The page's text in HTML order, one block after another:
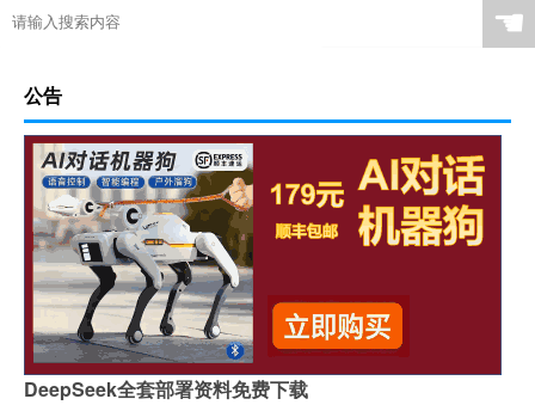
☚
公告
DeepSeek全套部署资料免费下载